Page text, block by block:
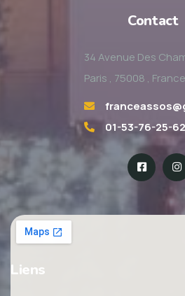
Contact
34 Avenue Des
Paris , 75008 , France
01-53-76-25-62
Liens